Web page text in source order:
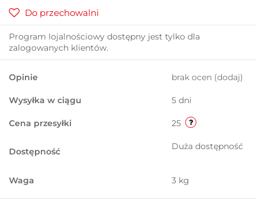
Do przechowalni
Program lojalnościowy dostępny jest tylko dla
zalogowanych klientów.
Opinie brak ocen (dodaj)
Wysyłka w ciągu 5 dni
Cena przesyłki 25
Dostępność Duża dostępność
Waga 3 kg